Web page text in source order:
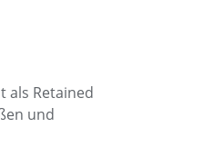
als Retained
und